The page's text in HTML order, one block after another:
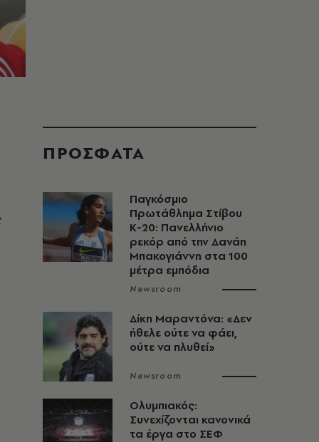
ΠΡΟΣΦΑΤΑ
Παγκόσμιο
Πρωτάθλημα Στίβου
Κ-20: Πανελλήνιο
ρεκόρ από την Δανάη
Μπακογιάννη στα 100
μέτρα εμπόδια
Newsroom
Δίκη Μαραντόνα: «Δεν
ήθελε ούτε να φάει,
ούτε να πλυθεί»
Newsroom
Ολυμπιακός:
Συνεχίζονται κανονικά
τα έργα στο ΣΕΦ